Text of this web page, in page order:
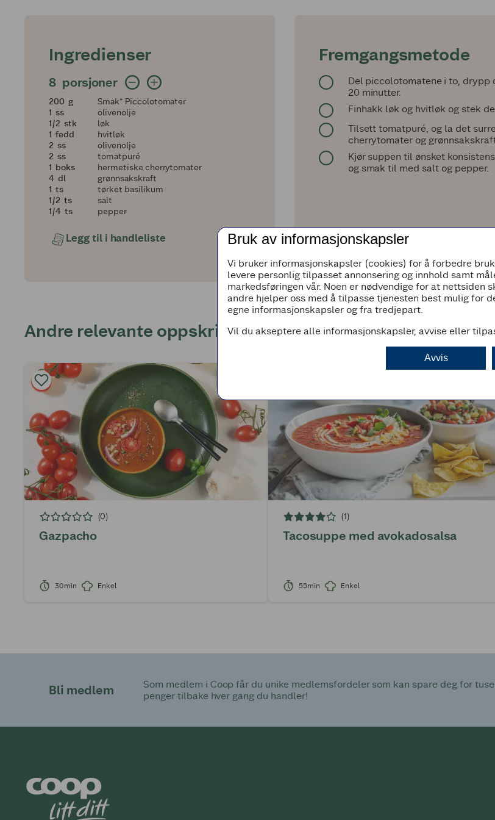
Ingredienser
8 porsjoner
8 porsjoner
200
200 g
Smak* Piccolotomater
11 ss
olivenolje
en halv
1/2 stk
løk
11 fedd
hvitløk
2
2 ss
olivenolje
2
2 ss
tomatpuré
11 boks
hermetiske cherrytomater
4
4 dl
grønnsakskraft
11 ts
tørket basilikum
en halv
1/2 ts
salt
en fjerdedel
1/4 ts pepper
Legg til i handleliste
Fremgangsmetode
Del piccolotomatene i to, drypp
20 minutter.
Finhakk løk og hvitløk og stek
Tilsett tomatpuré, og la det
cherrytomater og
Kjør suppen til ønsket
og smak til med salt og pepper.
Andre relevante oppskrifter
(0)
Gazpacho
30min Enkel
(1)
Tacosuppe med avokadosalsa
55min Enkel
Bli medlem
Som medlem i Coop får du unike medlemsfordeler som kan spare deg for
penger tilbake hver gang du handler!
Bruk av informasjonskapsler
Vi bruker informasjonskapsler (cookies) for å forbedre
levere personlig tilpasset annonsering og innhold samt
markedsføringen vår. Noen er nødvendige for at nettsiden
andre hjelper oss med å tilpasse tjenesten best mulig for
egne informasjonskapsler og fra tredjepart.
Vil du akseptere alle informasjonskapsler, avvise eller
Avvis